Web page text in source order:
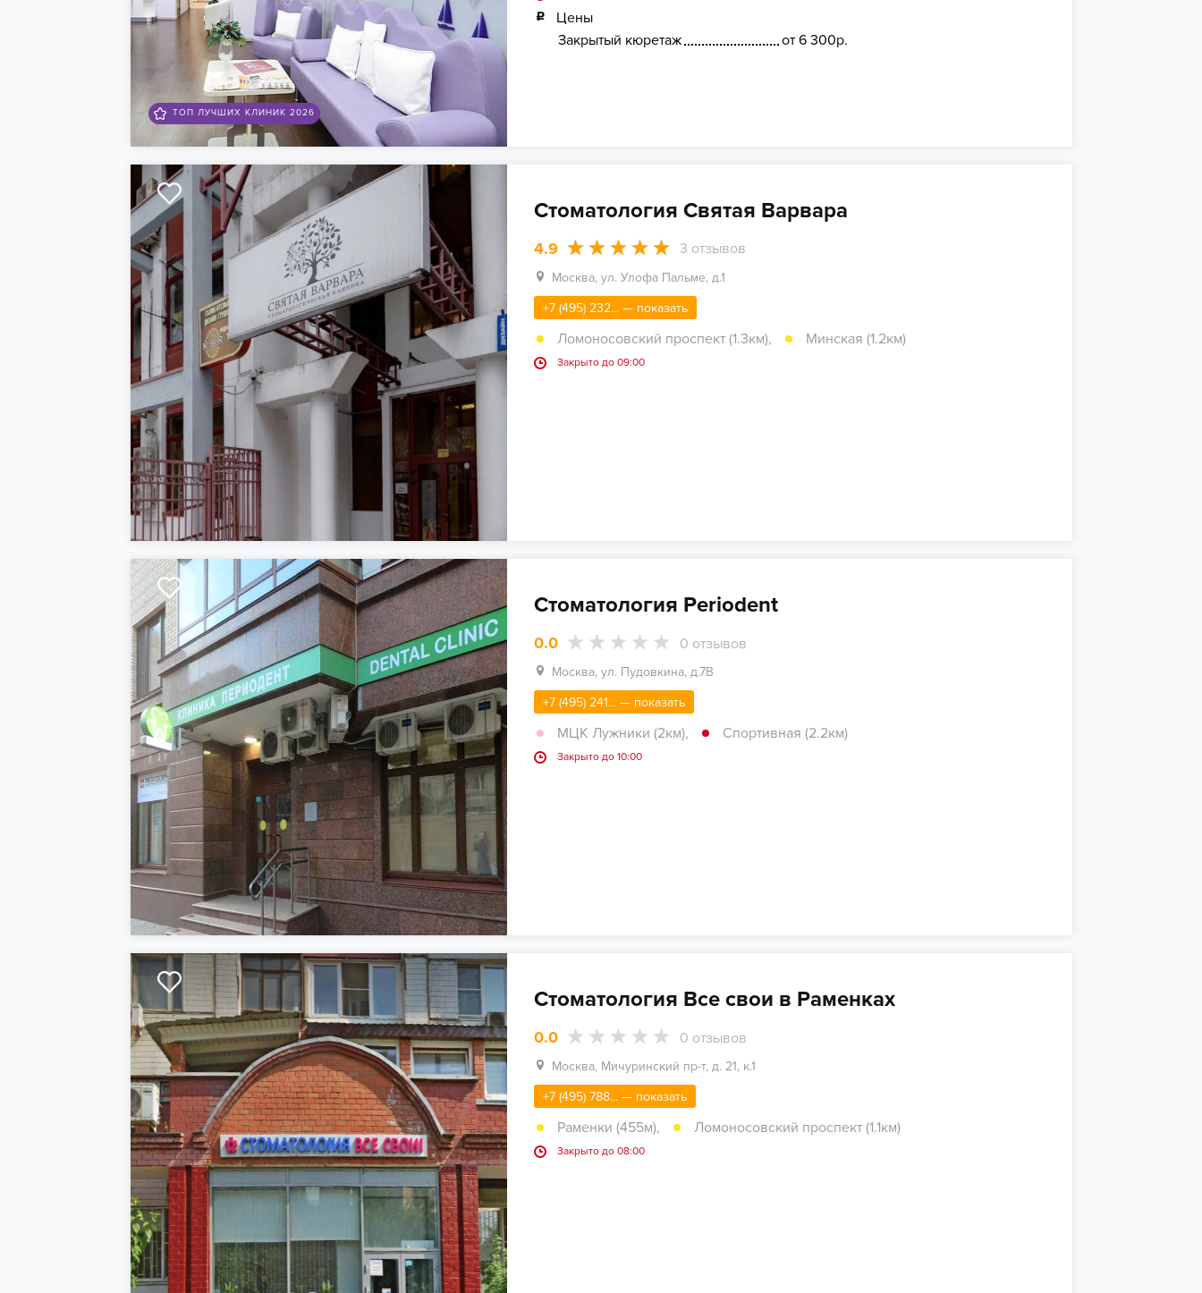
ТОП ЛУЧШИХ КЛИНИК 2026
Цены
Закрытый кюретаж
от 6 300р.
Стоматология Святая Варвара
4.9 3 отзывов
Москва, ул. Улофа Пальме, д.1
+7 (495) 232... — показать
Ломоносовский проспект (1.3км), Минская (1.2км)
Закрыто до 09:00
Стоматология Periodent
0.0 0 отзывов
Москва, ул. Пудовкина, д.7В
+7 (495) 241... — показать
МЦК Лужники (2км), Спортивная (2.2км)
Закрыто до 10:00
Стоматология Все свои в Раменках
0.0 0 отзывов
Москва, Мичуринский пр-т, д. 21, к.1
+7 (495) 788... — показать
Раменки (455м), Ломоносовский проспект (1.1км)
Закрыто до 08:00